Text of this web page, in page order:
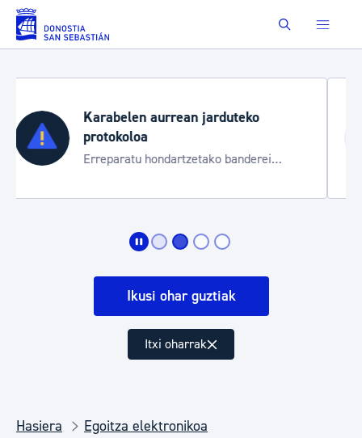
Eduki nagusira joan Buscar
Aste Nagusia 2026
Trafiko mozketak eta garraio zerbitzu
bereziak
Ikusi ohar guztiak
Itxi oharrak
Hasiera
Egoitza elektronikoa